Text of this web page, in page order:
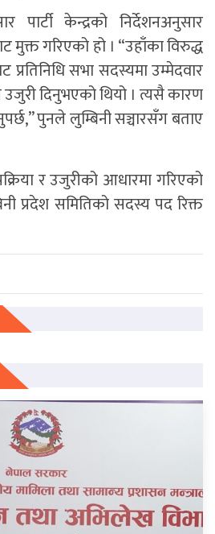
केन्द्रको निर्देशनअनुसार
मुक्त गरिएको हो । “उहाँका विरुद्ध
प्रतिनिधि सभा सदस्यमा उम्मेदवार
दिनुभएको थियो । त्यसै कारण
पुनले लुम्बिनी सञ्चारसँग बताए
र उजुरीको आधारमा गरिएको
प्रदेश समितिको सदस्य पद रिक्त